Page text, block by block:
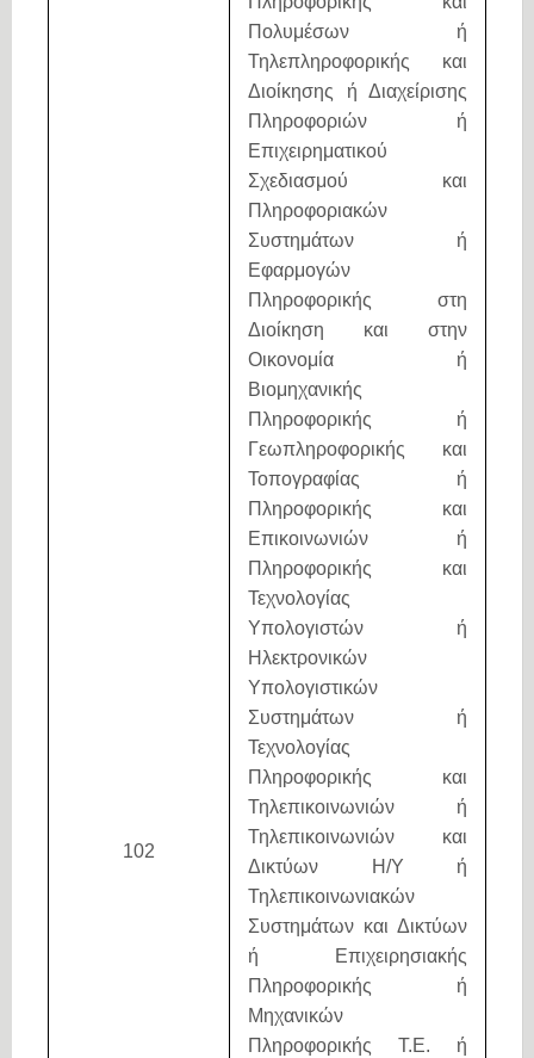
102
Πολυμέσων ή
Τηλεπληροφορικής και
Διοίκησης ή Διαχείρισης
Πληροφοριών ή
Επιχειρηματικού
Σχεδιασμού και
Πληροφοριακών
Συστημάτων ή
Εφαρμογών
Πληροφορικής στη
Διοίκηση και στην
Οικονομία ή
Βιομηχανικής
Πληροφορικής ή
Γεωπληροφορικής και
Τοπογραφίας ή
Πληροφορικής και
Επικοινωνιών ή
Πληροφορικής και
Τεχνολογίας
Υπολογιστών ή
Ηλεκτρονικών
Υπολογιστικών
Συστημάτων ή
Τεχνολογίας
Πληροφορικής και
Τηλεπικοινωνιών ή
Τηλεπικοινωνιών και
Δικτύων Η/Υ ή
Τηλεπικοινωνιακών
Συστημάτων και Δικτύων
ή Επιχειρησιακής
Πληροφορικής ή
Μηχανικών
Πληροφορικής Τ.Ε. ή